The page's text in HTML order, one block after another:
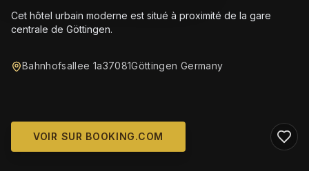
Cet hôtel urbain moderne est situé à proximité de la gare
centrale de Göttingen.
Bahnhofsallee 1a37081Göttingen Germany
VOIR SUR BOOKING.COM